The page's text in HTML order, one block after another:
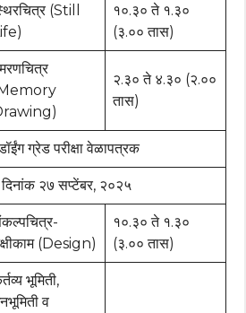
(Still
१०.३० ते १.३०
(३.०० तास)
२.३० ते ४.३० (२.००
तास)
ग्रेड परीक्षा वेळापत्रक
दिनांक २७ सप्टेंबर, २०२५
(Design)
१०.३० ते १.३०
(३.०० तास)
भूमिती,
व